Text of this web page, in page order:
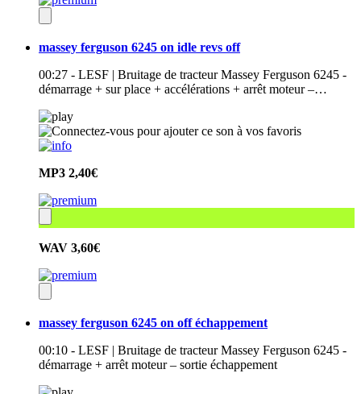
massey ferguson 6245 on idle revs off
00:27 - LESF | Bruitage de tracteur Massey Ferguson 6245 -
démarrage + sur place + accélérations + arrêt moteur –…
MP3 2,40€
WAV 3,60€
massey ferguson 6245 on off échappement
00:10 - LESF | Bruitage de tracteur Massey Ferguson 6245 -
démarrage + arrêt moteur – sortie échappement